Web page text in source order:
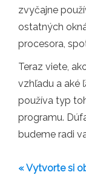
zvyčajne
ostatných
procesora,
Teraz viete,
vzhľadu a aké
používa typ
programu.
budeme radi
« Vytvorte si